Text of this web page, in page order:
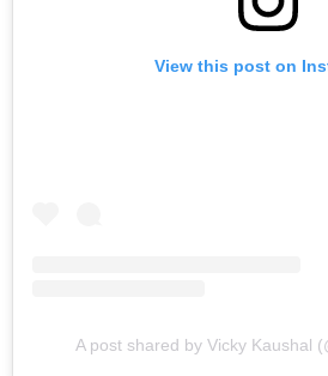
View this post on
A post shared by Vicky Kaushal